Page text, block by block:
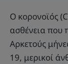
Ο κορονοϊός
ασθένεια που
Αρκετούς
19, μερικοί